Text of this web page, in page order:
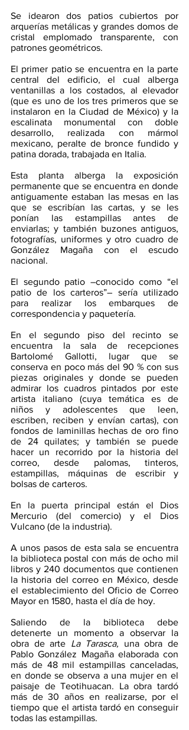
Se idearon dos patios cubiertos por
arquerías metálicas y grandes domos de
cristal emplomado transparente, con
patrones geométricos.
El primer patio se encuentra en la parte
central del edificio, el cual alberga
ventanillas a los costados, al elevador
(que es uno de los tres primeros que se
instalaron en la Ciudad de México) y la
escalinata monumental con doble
desarrollo, realizada con mármol
mexicano, peralte de bronce fundido y
patina dorada, trabajada en Italia.
Esta planta alberga la exposición
permanente que se encuentra en donde
antiguamente estaban las mesas en las
que se escribían las cartas, y se les
ponían las estampillas antes de
enviarlas; y también buzones antiguos,
fotografías, uniformes y otro cuadro de
González Magaña con el escudo
nacional.
El segundo patio –conocido como “el
patio de los carteros”– sería utilizado
para realizar los embarques de
correspondencia y paquetería.
En el segundo piso del recinto se
encuentra la sala de recepciones
Bartolomé Gallotti, lugar que se
conserva en poco más del 90 % con sus
piezas originales y donde se pueden
admirar los cuadros pintados por este
artista italiano (cuya temática es de
niños y adolescentes que leen,
escriben, reciben y envían cartas), con
fondos de laminillas hechas de oro fino
de 24 quilates; y también se puede
hacer un recorrido por la historia del
correo, desde palomas, tinteros,
estampillas, máquinas de escribir y
bolsas de carteros.
En la puerta principal están el Dios
Mercurio (del comercio) y el Dios
Vulcano (de la industria).
A unos pasos de esta sala se encuentra
la biblioteca postal con más de ocho mil
libros y 240 documentos que contienen
la historia del correo en México, desde
el establecimiento del Oficio de Correo
Mayor en 1580, hasta el día de hoy.
Saliendo de la biblioteca debe
detenerte un momento a observar la
obra de arte La Tarasca, una obra de
Pablo González Magaña elaborada con
más de 48 mil estampillas canceladas,
en donde se observa a una mujer en el
paisaje de Teotihuacan. La obra tardó
más de 30 años en realizarse, por el
tiempo que el artista tardó en conseguir
todas las estampillas.